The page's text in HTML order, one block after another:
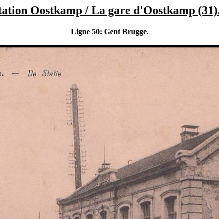
Oostkamp / La gare d'Oostkamp
Ligne 50: Gent Brugge.